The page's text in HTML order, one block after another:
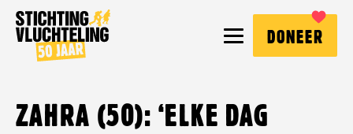
DONEER
ZAHRA (50): ‘ELKE DAG